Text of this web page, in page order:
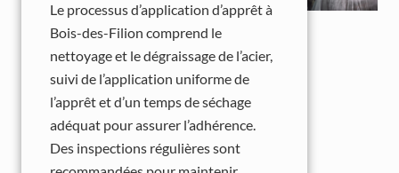
Le processus d’application d’apprêt à
Bois-des-Filion comprend le
nettoyage et le dégraissage de l’acier,
suivi de l’application uniforme de
l’apprêt et d’un temps de séchage
adéquat pour assurer l’adhérence.
Des inspections régulières sont